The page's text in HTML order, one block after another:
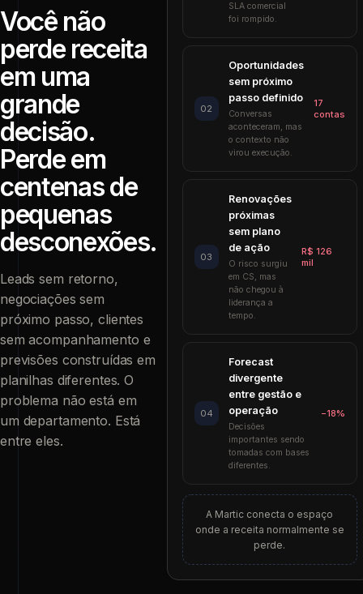
Você não
perde receita
em uma
grande
decisão.
Perde em
centenas de
pequenas
desconexões.
Leads sem retorno,
negociações sem
próximo passo, clientes
sem acompanhamento e
previsões construídas em
planilhas diferentes. O
problema não está em
um departamento. Está
entre eles.
SLA comercial
foi rompido.
02
Oportunidades
sem próximo
passo definido
Conversas
aconteceram, mas
o contexto não
virou execução.
17
contas
03
Renovações
próximas
sem plano
de ação
O risco surgiu
em CS, mas
não chegou à
liderança a
tempo.
R$ 126
mil
04
Forecast
divergente
entre gestão e
operação
Decisões
importantes sendo
tomadas com bases
diferentes.
−18%
A Martic conecta o espaço
onde a receita normalmente se
perde.